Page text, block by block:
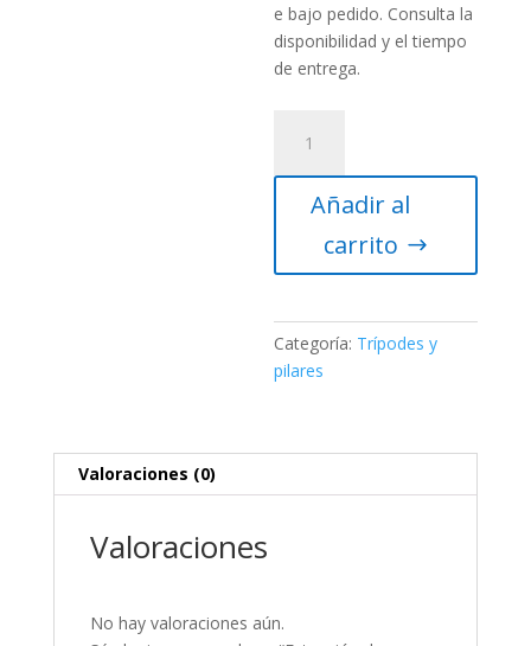
e bajo pedido. Consulta la
disponibilidad y el tiempo
de entrega.
trípode
EQ6-
R
EQ6
Añadir al
carrito
Categoría: Trípodes y
pilares
Valoraciones (0)
Valoraciones
No hay valoraciones aún.